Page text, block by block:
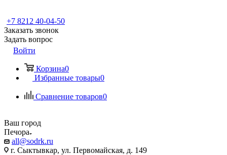
+7 8212 40-04-50
Заказать звонок
Задать вопрос
Войти
Корзина0
Избранные товары0
Сравнение товаров0
Ваш город
Печора
all@sodrk.ru
г. Сыктывкар, ул. Первомайская, д. 149